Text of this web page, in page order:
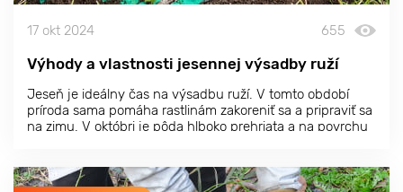
17 okt 2024 655
Výhody a vlastnosti jesennej výsadby ruží
Jeseň je ideálny čas na výsadbu ruží. V tomto období
príroda sama pomáha rastlinám zakoreniť sa a pripraviť sa
na zimu. V októbri je pôda hlboko prehriata a na povrchu